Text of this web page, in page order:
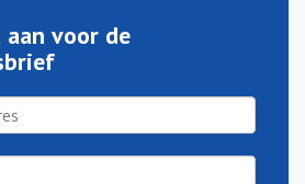
aan voor de